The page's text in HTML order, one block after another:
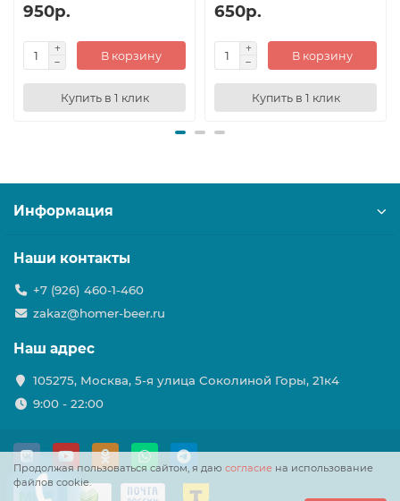
950р.
В корзину
Купить в 1 клик
650р.
В корзину
Купить в 1 клик
Продолжая пользоваться сайтом, я даю согласие на использование
файлов cookie.
Информация
Наши контакты
+7 (926) 460-1-460
zakaz@homer-beer.ru
Наш адрес
105275, Москва, 5-я улица Соколиной Горы, 21к4
9:00 - 22:00